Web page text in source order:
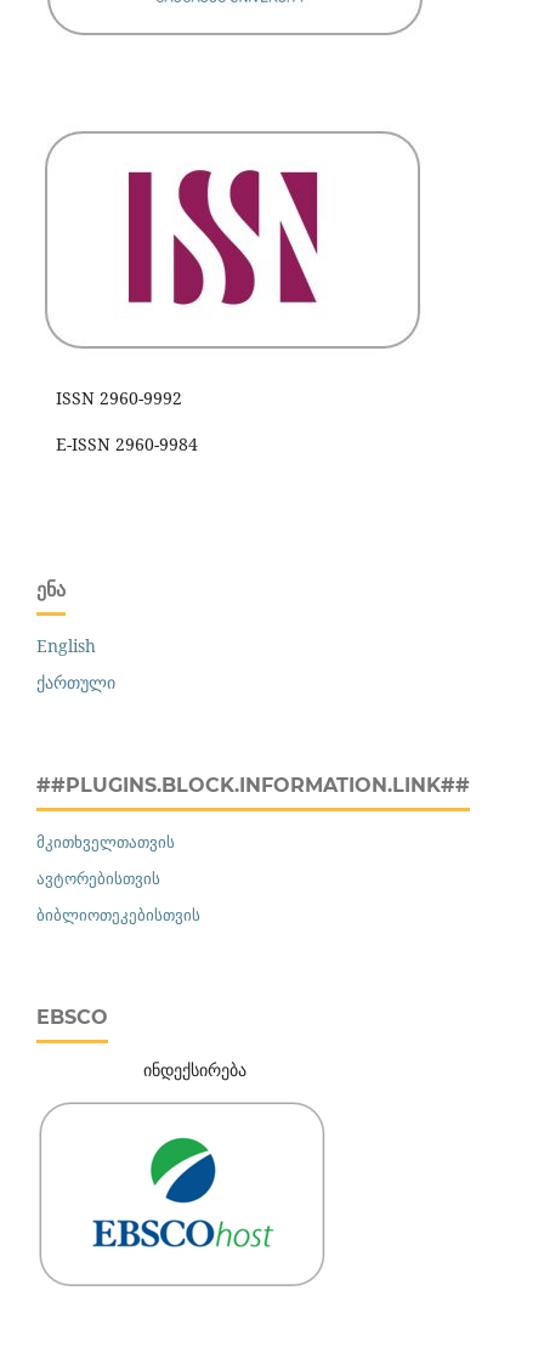
ISSN 2960-9992
E-ISSN 2960-9984
ᲔᲜᲐ
English
ქართული
##PLUGINS.BLOCK.INFORMATION.LINK##
მკითხველთათვის
ავტორებისთვის
ბიბლიოთეკებისთვის
EBSCO
ინდექსირება